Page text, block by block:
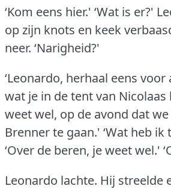
‘Kom eens hier.' ‘Wat is er?'
op zijn knots en keek
neer. ‘Narigheid?'
‘Leonardo, herhaal eens
wat je in de tent van Nicolaas
weet wel, op de avond dat
Brenner te gaan.' ‘Wat heb ik
‘Over de beren, je weet wel.'
Leonardo lachte. Hij streelde